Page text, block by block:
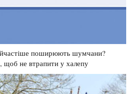
поширюють шумчани?
щоб не втрапити у халепу